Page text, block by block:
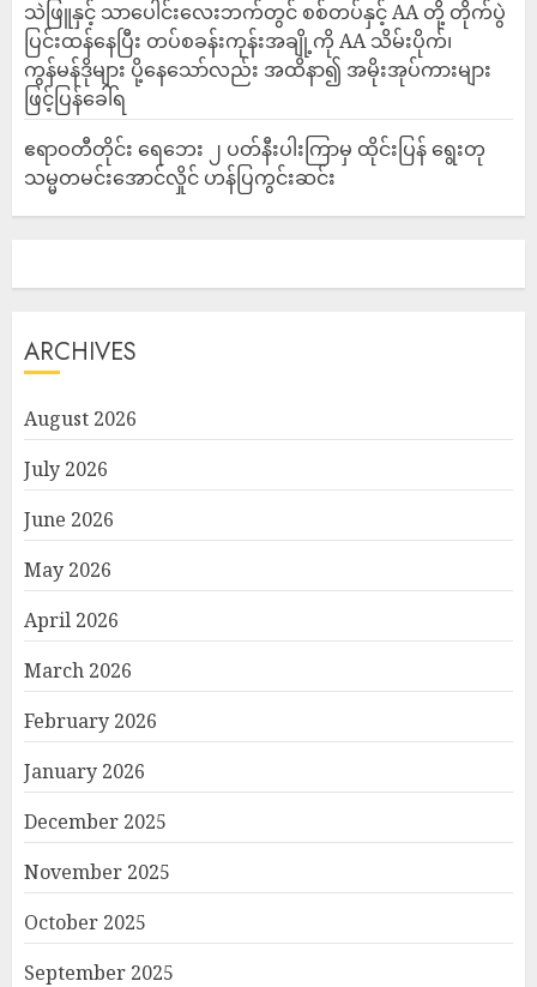
သဲဖြူနှင့် သာပေါင်းလေးဘက်တွင် စစ်တပ်နှင့် AA တို့ တိုက်ပွဲ
ပြင်းထန်‌နေပြီး တပ်စခန်းကုန်းအချို့ကို AA သိမ်းပိုက်၊
ကွန်မန်ဒိုများ ပို့နေသော်လည်း အထိနာ၍ အမိုးအုပ်ကားများ
ဖြင့်ပြန်ခေါ်ရ
ဧရာဝတီတိုင်း ရေဘေး ၂ ပတ်နီးပါးကြာမှ ထိုင်းပြန် ရွေးတု
သမ္မတမင်းအောင်လှိုင် ဟန်ပြကွင်းဆင်း
ARCHIVES
August 2026
July 2026
June 2026
May 2026
April 2026
March 2026
February 2026
January 2026
December 2025
November 2025
October 2025
September 2025